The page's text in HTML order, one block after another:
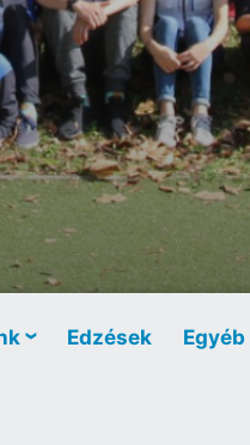
Edzések Egyéb